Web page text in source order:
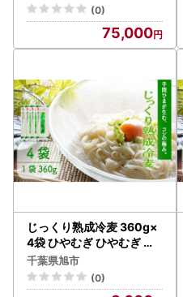
(0)
75,000
じっくり熟成冷麦 360g×
4袋 ひやむぎ ひやむぎ ひ
やむぎ ひやむぎ ひやむぎ
ひやむぎ ひやむぎ
千葉県旭市
(0)